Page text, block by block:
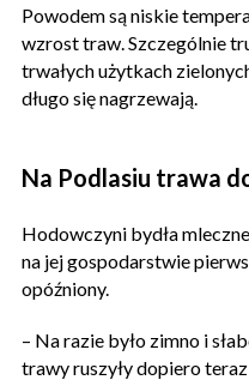
Powodem są niskie
wzrost traw. Szczególnie
trwałych użytkach
długo się nagrzewają.
Na Podlasiu trawa
Hodowczyni bydła
na jej gospodarstwie
opóźniony.
– Na razie było zimno i
trawy ruszyły dopiero